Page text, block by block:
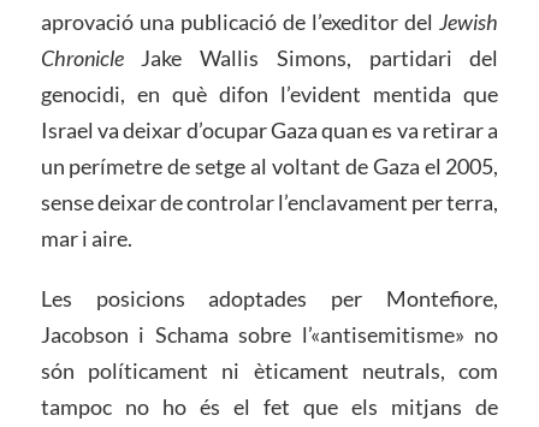
aprovació una publicació de l’exeditor delJewish
Chronicle Jake Wallis Simons, partidari del
genocidi, en què difon l’evident mentida que
Israel va deixar d’ocupar Gaza quan es va retirar a
un perímetre de setge al voltant de Gaza el 2005,
sense deixar de controlar l’enclavament per terra,
mar i aire.
Les posicions adoptades per Montefiore,
Jacobson i Schama sobre l’«antisemitisme» no
són políticament ni èticament neutrals, com
tampoc no ho és el fet que els mitjans de